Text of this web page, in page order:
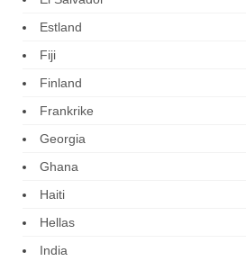
Estland
Fiji
Finland
Frankrike
Georgia
Ghana
Haiti
Hellas
India